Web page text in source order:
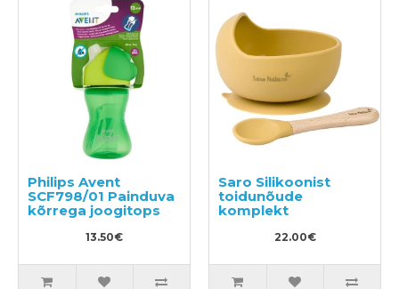
Philips Avent
SCF798/01 Painduva
kõrrega joogitops
13.50€
Saro Silikoonist
toidunõude
komplekt
22.00€